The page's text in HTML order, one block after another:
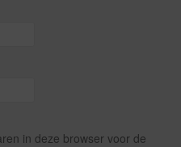
in deze browser voor de